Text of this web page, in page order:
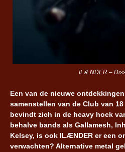
ILÆNDER –
Een van de nieuwe
samenstellen van de Club van
bevindt zich in de heavy hoek
behalve bands als Gallamesh,
Kelsey, is ook ILÆNDER er een
verwachten? Alternative metal